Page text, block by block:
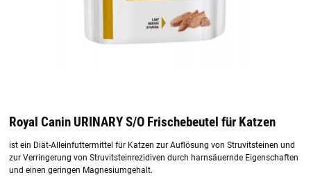
Royal Canin URINARY S/O Frischebeutel für Katzen
ist ein Diät-Alleinfuttermittel für Katzen zur Auflösung von Struvitsteinen und
zur Verringerung von Struvitsteinrezidiven durch harnsäuernde Eigenschaften
und einen geringen Magnesiumgehalt.